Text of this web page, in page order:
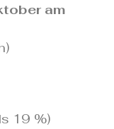
am
19 %)